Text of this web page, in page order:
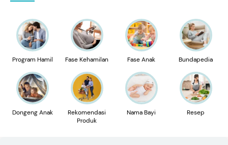
Program Hamil Fase Kehamilan Fase Anak Bundapedia
Dongeng Anak
Rekomendasi
Produk
Nama Bayi Resep